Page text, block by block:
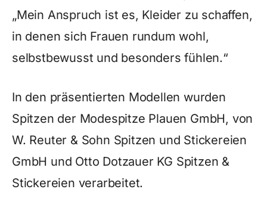
„Mein Anspruch ist es, Kleider zu schaffen,
in denen sich Frauen rundum wohl,
selbstbewusst und besonders fühlen.“
In den präsentierten Modellen wurden
Spitzen der Modespitze Plauen GmbH, von
W. Reuter & Sohn Spitzen und Stickereien
GmbH und Otto Dotzauer KG Spitzen &
Stickereien verarbeitet.